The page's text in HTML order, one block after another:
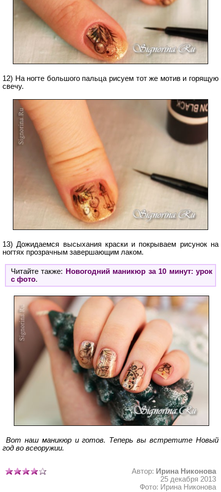
12) На ногте большого пальца рисуем тот же мотив и горящую
свечу.
13) Дожидаемся высыхания краски и покрываем рисунок на
ногтях прозрачным завершающим лаком.
Читайте также:
Новогодний маникюр за 10 минут: урок
с фото.
Вот наш маникюр и готов. Теперь вы встретите Новый
год во всеоружии.
Автор: Ирина Никонова
25 декабря 2013
Фото: Ирина Никонова